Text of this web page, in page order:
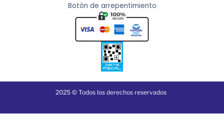
Botón de arrepentimiento
2025 © Todos los derechos reservados